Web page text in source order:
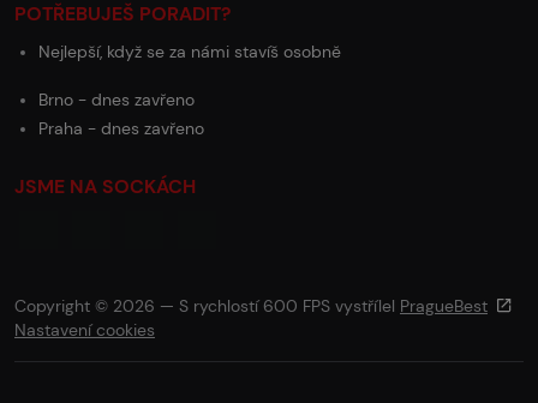
POTŘEBUJEŠ PORADIT?
Nejlepší, když se za námi stavíš osobně
Brno - dnes zavřeno
Praha - dnes zavřeno
JSME NA SOCKÁCH
Copyright © 2026 — S rychlostí 600 FPS vystřílel PragueBest
Nastavení cookies